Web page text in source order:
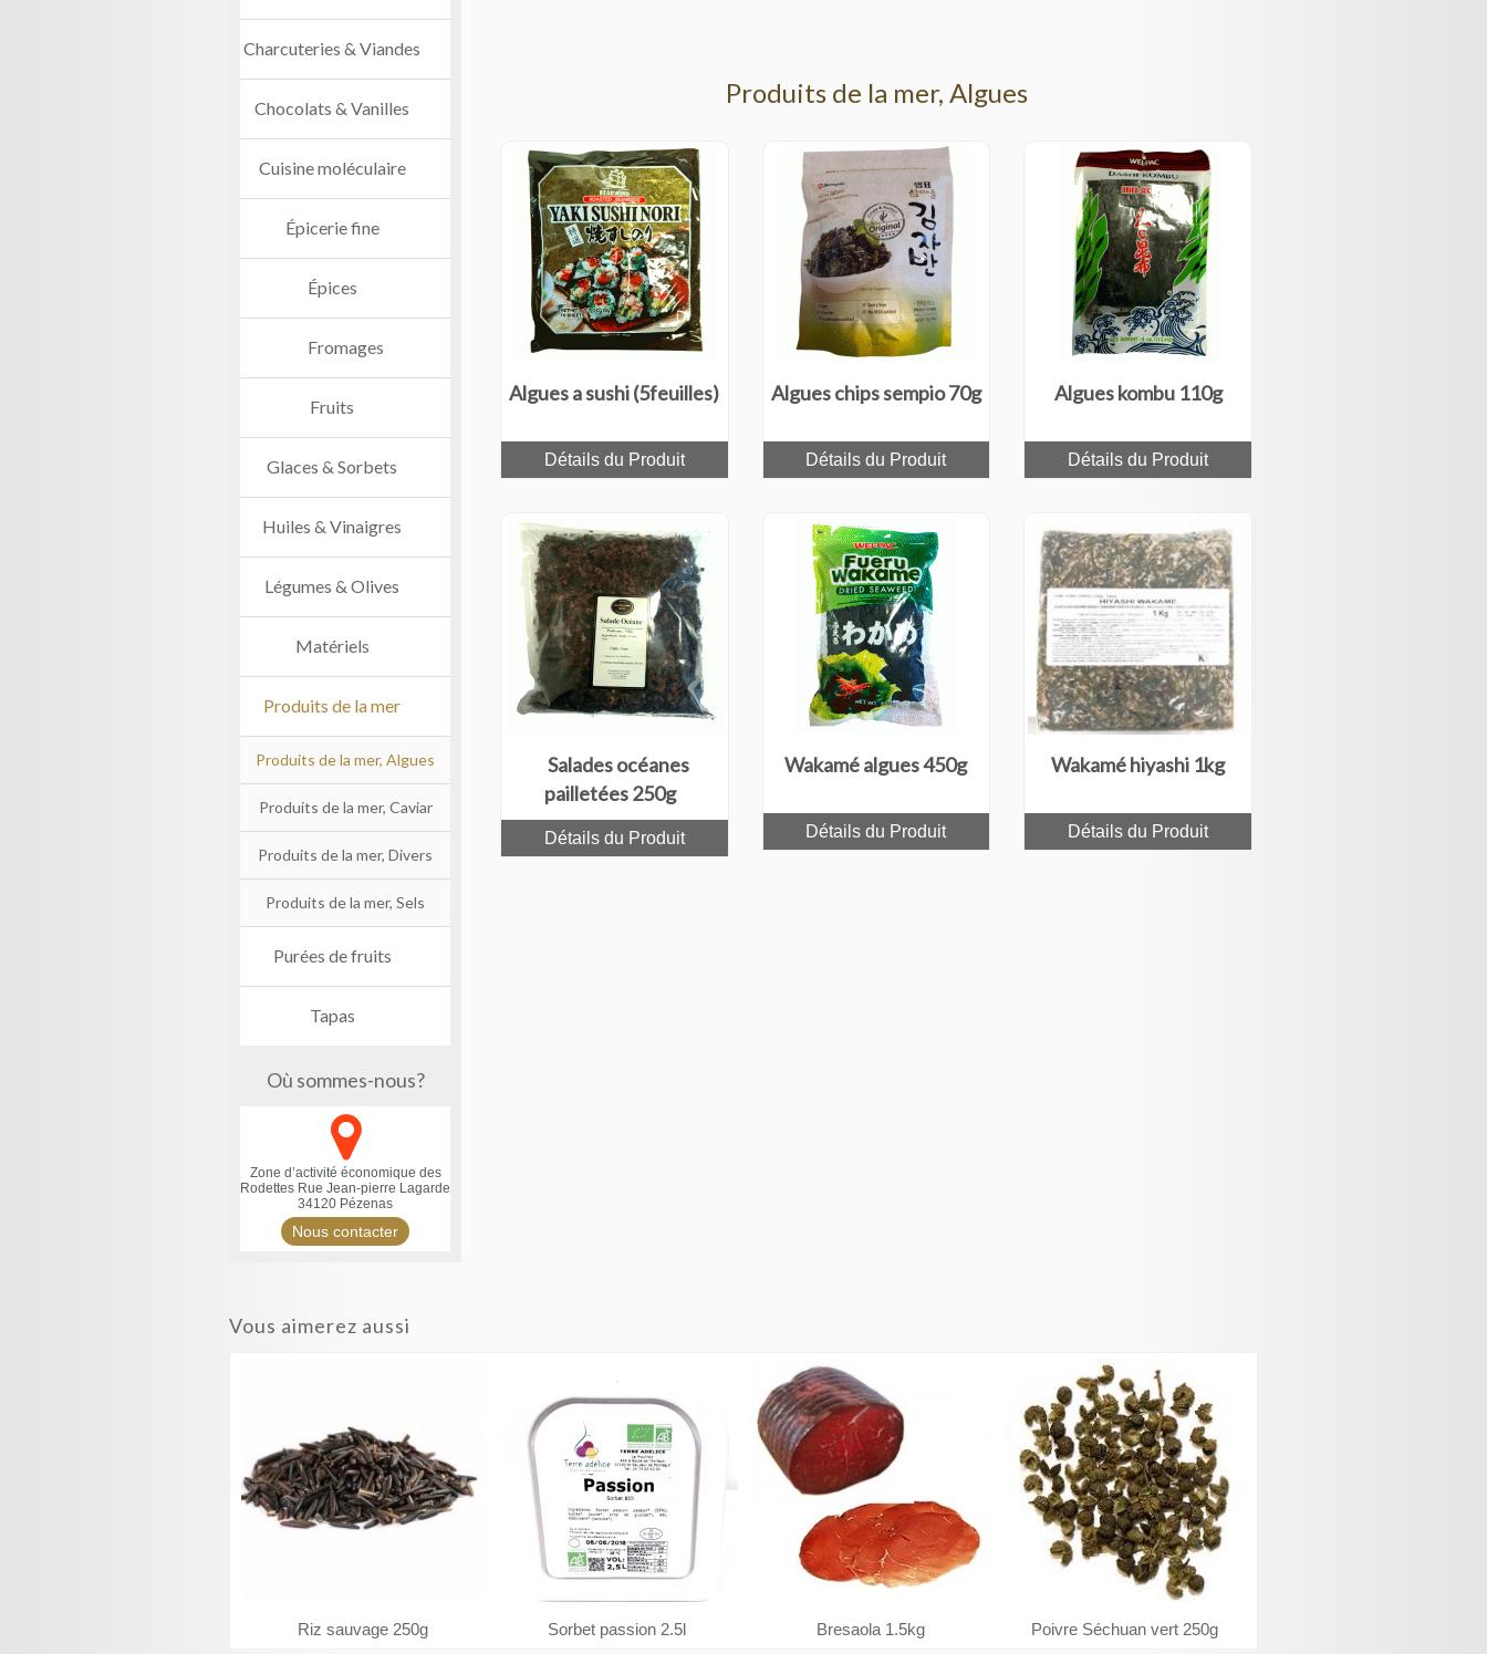
Produits de la mer, Algues
Algues a sushi (5feuilles)
Détails du Produit
Algues chips sempio 70g
Détails du Produit
Algues kombu 110g
Détails du Produit
Salades océanes
pailletées 250g
Détails du Produit
Wakamé algues 450g
Détails du Produit
Wakamé hiyashi 1kg
Détails du Produit
Charcuteries & Viandes
Chocolats & Vanilles
Cuisine moléculaire
Épicerie fine
Épices
Fromages
Fruits
Glaces & Sorbets
Huiles & Vinaigres
Légumes & Olives
Matériels
Produits de la mer
Produits de la mer, Algues
Produits de la mer, Caviar
Produits de la mer, Divers
Produits de la mer, Sels
Purées de fruits
Tapas
Où sommes-nous?
Zone d’activité économique des
Rodettes Rue Jean-pierre Lagarde
34120 Pézenas
Nous contacter
Vous aimerez aussi
Riz sauvage 250g Sorbet passion 2.5l Bresaola 1.5kg Poivre Séchuan vert 250g